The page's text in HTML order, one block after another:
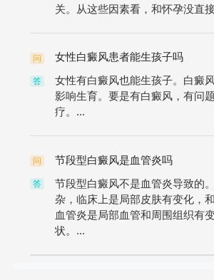
关。从这些因素看，和怀孕没直
问 女性白癜风患者能生孩子吗
答
女性有白癜风也能生孩子。白癜
影响生育。要是有白癜风，有问
疗。...
问 节段型白癜风是血管炎吗
答
节段型白癜风不是血管炎导致的
杂，临床上是局部皮肤有变化，
血管炎是局部血管和周围组织有
状。...